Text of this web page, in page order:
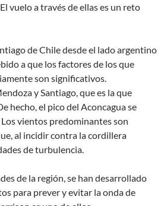
vuelo a través de ellas es un reto
de Chile desde el lado argentino
a que los factores de los que
son significativos.
y Santiago, que es la que
hecho, el pico del Aconcagua se
vientos predominantes son
al incidir contra la cordillera
de turbulencia.
de la región, se han desarrollado
para prever y evitar la onda de